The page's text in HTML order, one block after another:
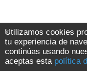
Utilizamos cookies
tu experiencia de
continúas usando
aceptas esta política